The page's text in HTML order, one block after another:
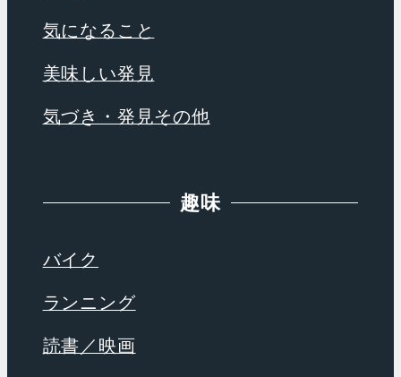
気になること
美味しい発見
気づき・発見その他
趣味
バイク
ランニング
読書／映画